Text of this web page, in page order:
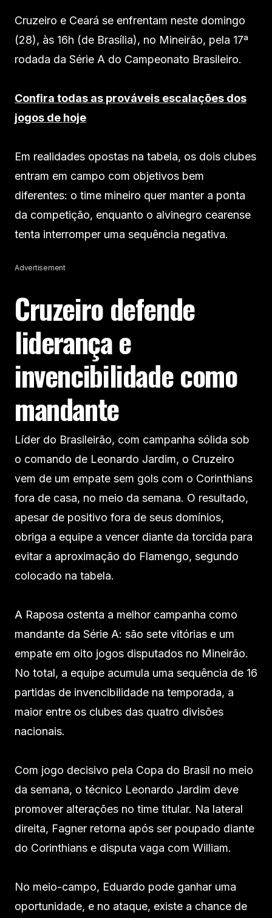
Cruzeiro e Ceará se enfrentam neste domingo
(28), às 16h (de Brasília), no Mineirão, pela 17ª
rodada da Série A do Campeonato Brasileiro.
Confira todas as prováveis escalações dos
jogos de hoje
Em realidades opostas na tabela, os dois clubes
entram em campo com objetivos bem
diferentes: o time mineiro quer manter a ponta
da competição, enquanto o alvinegro cearense
tenta interromper uma sequência negativa.
Advertisement
Cruzeiro defende
liderança e
invencibilidade como
mandante
Líder do Brasileirão, com campanha sólida sob
o comando de Leonardo Jardim, o Cruzeiro
vem de um empate sem gols com o Corinthians
fora de casa, no meio da semana. O resultado,
apesar de positivo fora de seus domínios,
obriga a equipe a vencer diante da torcida para
evitar a aproximação do Flamengo, segundo
colocado na tabela.
A Raposa ostenta a melhor campanha como
mandante da Série A: são sete vitórias e um
empate em oito jogos disputados no Mineirão.
No total, a equipe acumula uma sequência de 16
partidas de invencibilidade na temporada, a
maior entre os clubes das quatro divisões
nacionais.
Com jogo decisivo pela Copa do Brasil no meio
da semana, o técnico Leonardo Jardim deve
promover alterações no time titular. Na lateral
direita, Fagner retorna após ser poupado diante
do Corinthians e disputa vaga com William.
No meio-campo, Eduardo pode ganhar uma
oportunidade, e no ataque, existe a chance de